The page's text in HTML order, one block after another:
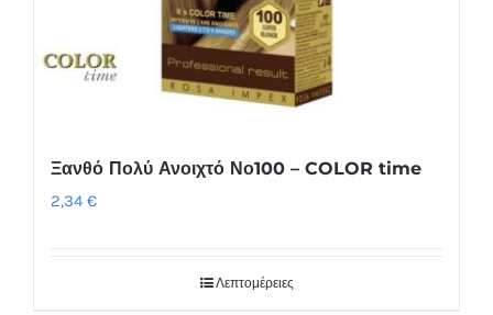
Ξανθό Πολύ Ανοιχτό Νο100 – COLOR time
2,34 €
Λεπτομέρειες